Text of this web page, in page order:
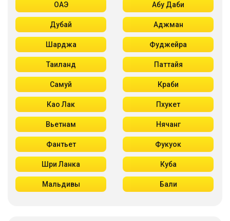
ОАЭ Абу Даби
Дубай Аджман
Шарджа Фуджейра
Таиланд Паттайя
Самуй Краби
Као Лак Пхукет
Вьетнам Нячанг
Фантьет Фукуок
Шри Ланка Куба
Мальдивы Бали